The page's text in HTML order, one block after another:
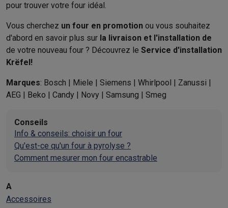
pour trouver votre four idéal.
Vous cherchez un four en promotion ou vous souhaitez
d'abord en savoir plus sur la livraison et l'installation de
de votre nouveau four ? Découvrez le Service d'installation
Krëfel!
Marques: Bosch | Miele | Siemens | Whirlpool | Zanussi |
AEG | Beko | Candy | Novy | Samsung | Smeg
Conseils
Info & conseils: choisir un four
Qu'est-ce qu'un four à pyrolyse ?
Comment mesurer mon four encastrable
A
Accessoires